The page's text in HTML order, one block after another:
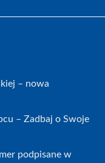
– nowa
– Zadbaj o Swoje
podpisane w